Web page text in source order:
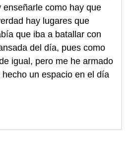
enseñarle como hay que
hay lugares que
que iba a batallar con
del día, pues como
igual, pero me he armado
un espacio en el día